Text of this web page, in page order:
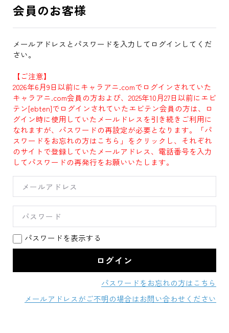
会員のお客様
メールアドレスとパスワードを入力してログインしてくだ
さい。
【ご注意】
2026年6月9日以前にキャラアニ.comでログインされていた
キャラアニ.com会員の方および、2025年10月27日以前にエビ
テン[ebten]でログインされていたエビテン会員の方は、ロ
グイン時に使用していたメールドレスを引き続きご利用に
なれますが、パスワードの再設定が必要となります。「パ
スワードをお忘れの方はこちら」をクリックし、それぞれ
のサイトで登録していたメールアドレス、電話番号を入力
してパスワードの再発行をお願いいたします。
パスワードを表示する
パスワードをお忘れの方はこちら
メールアドレスがご不明の場合はお問い合わせください